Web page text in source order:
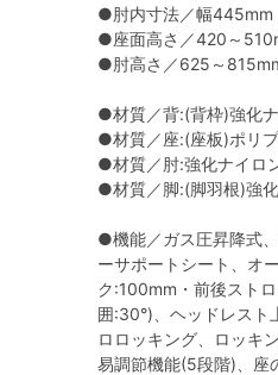
●肘内寸法／幅445mm
●座面高さ／420～
●肘高さ／625～
●材質／背:(背枠)強化
●材質／座:(座板)ポリ
●材質／肘:強化ナイロ
●材質／脚:(脚羽根)強
●機能／ガス圧昇降式
ーサポートシート、オ
ク:100mm・前後スト
囲:30°)、ヘッドレスト
ロロッキング、ロッキ
易調節機能(5段階)、座